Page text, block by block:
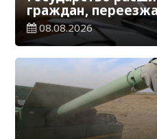
граждан,
регионы для
08.08.2026